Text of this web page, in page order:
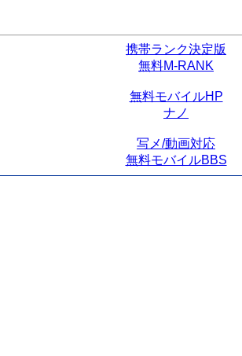
携帯ランク決定版
無料M-RANK
無料モバイルHP
ナノ
写メ/動画対応
無料モバイルBBS